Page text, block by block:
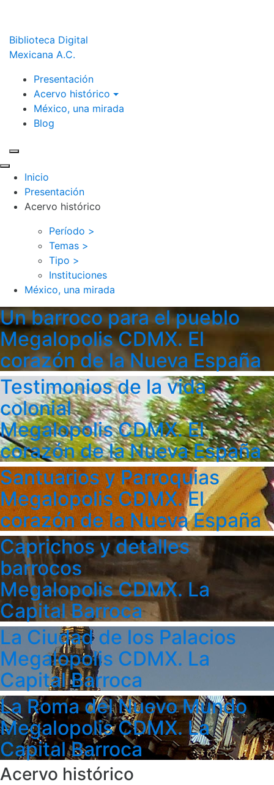
Biblioteca Digital
Mexicana A.C.
Presentación
Acervo histórico
México, una mirada
Blog
Inicio
Presentación
Acervo histórico
Período >
Temas >
Tipo >
Instituciones
México, una mirada
Un barroco para el pueblo
Megalopolis CDMX. El
corazón de la Nueva España
Testimonios de la vida
colonial
Megalopolis CDMX. El
corazón de la Nueva España
Santuarios y Parroquias
Megalopolis CDMX. El
corazón de la Nueva España
Caprichos y detalles
barrocos
Megalopolis CDMX. La
Capital Barroca
La Ciudad de los Palacios
Megalopolis CDMX. La
Capital Barroca
La Roma del Nuevo Mundo
Megalopolis CDMX. La
Capital Barroca
Acervo histórico